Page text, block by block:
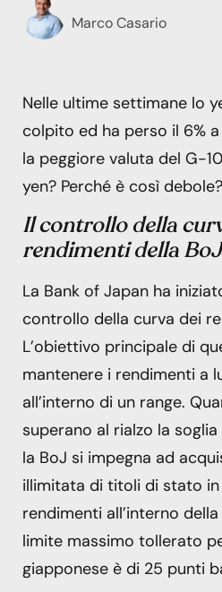
Marco Casario
Nelle ultime settimane lo
colpito ed ha perso il 6%
la peggiore valuta del G-
yen? Perché è così debole?
Il controllo della
rendimenti della BoJ
La Bank of Japan ha
controllo della curva dei
L’obiettivo principale di
mantenere i rendimenti a
all’interno di un range.
superano al rialzo la
la BoJ si impegna ad
illimitata di titoli di stato
rendimenti all’interno
limite massimo tollerato
giapponese è di 25 punti